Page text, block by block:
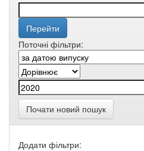
Поточні фільтри:
Почати новий пошук
Додати фільтри: